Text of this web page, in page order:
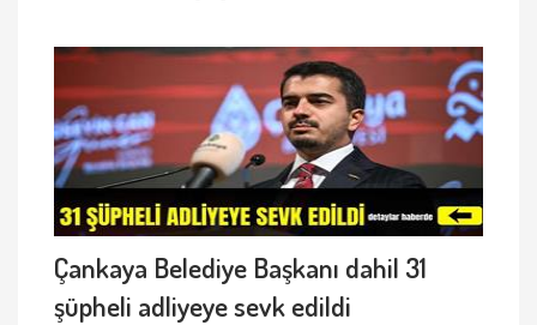
Çankaya Belediye Başkanı dahil 31
şüpheli adliyeye sevk edildi